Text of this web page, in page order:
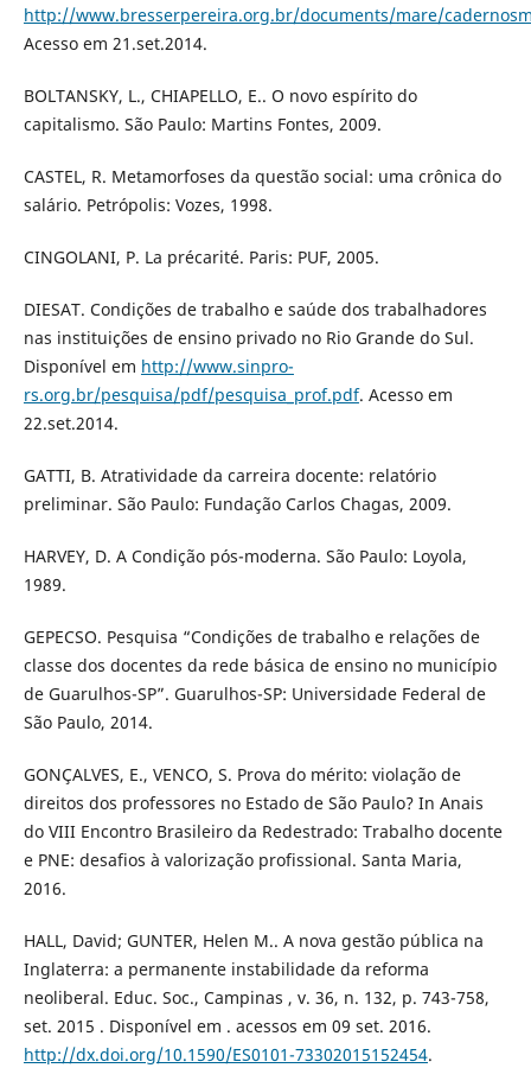
http://www.bresserpereira.org.br/documents/mare/
Acesso em 21.set.2014.
BOLTANSKY, L., CHIAPELLO, E.. O novo espírito do
capitalismo. São Paulo: Martins Fontes, 2009.
CASTEL, R. Metamorfoses da questão social: uma crônica do
salário. Petrópolis: Vozes, 1998.
CINGOLANI, P. La précarité. Paris: PUF, 2005.
DIESAT. Condições de trabalho e saúde dos trabalhadores
nas instituições de ensino privado no Rio Grande do Sul.
Disponível em http://www.sinpro-
rs.org.br/pesquisa/pdf/pesquisa_prof.pdf. Acesso em
22.set.2014.
GATTI, B. Atratividade da carreira docente: relatório
preliminar. São Paulo: Fundação Carlos Chagas, 2009.
HARVEY, D. A Condição pós-moderna. São Paulo: Loyola,
1989.
GEPECSO. Pesquisa “Condições de trabalho e relações de
classe dos docentes da rede básica de ensino no município
de Guarulhos-SP”. Guarulhos-SP: Universidade Federal de
São Paulo, 2014.
GONÇALVES, E., VENCO, S. Prova do mérito: violação de
direitos dos professores no Estado de São Paulo? In Anais
do VIII Encontro Brasileiro da Redestrado: Trabalho docente
e PNE: desafios à valorização profissional. Santa Maria,
2016.
HALL, David; GUNTER, Helen M.. A nova gestão pública na
Inglaterra: a permanente instabilidade da reforma
neoliberal. Educ. Soc., Campinas , v. 36, n. 132, p. 743-758,
set. 2015 . Disponível em . acessos em 09 set. 2016.
http://dx.doi.org/10.1590/ES0101-73302015152454.